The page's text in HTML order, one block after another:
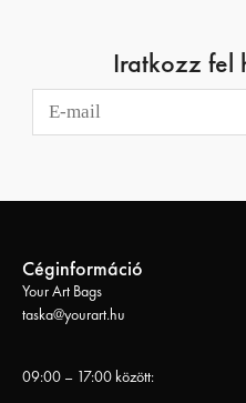
Iratkozz fel
Céginformáció
Your Art Bags
taska@yourart.hu
09:00 – 17:00 között: